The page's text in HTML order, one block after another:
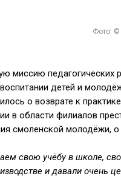
Фото: ©
миссию педагогических
детей и
о возврате к
в области филиалов
смоленской молодёжи,
свою учёбу в школе,
и давали